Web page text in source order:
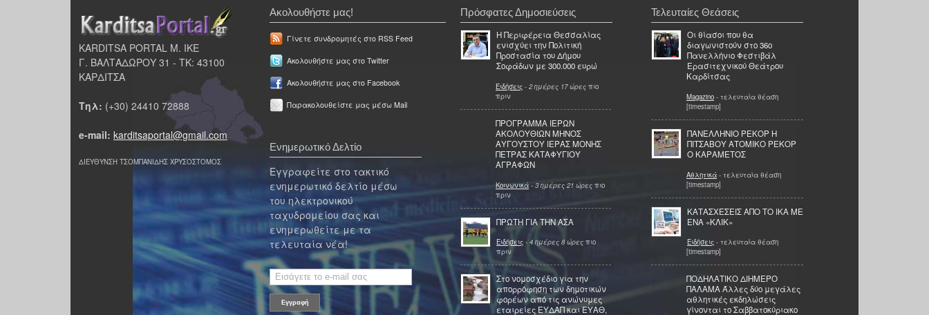
KARDITSA PORTAL Μ. ΙΚΕ
Γ. ΒΑΛΤΑΔΩΡΟΥ 31 - ΤΚ: 43100
ΚΑΡΔΙΤΣΑ
Τηλ: (+30) 24410 72888
e-mail: karditsaportal@gmail.com
ΔΙΕΥΘΥΝΣΗ ΤΣΟΜΠΑΝΙΔΗΣ ΧΡΥΣΟΣΤΟΜΟΣ
Ακολουθήστε μας!
Γίνετε συνδρομητές στο RSS Feed
Ακολουθήστε μας στο Twitter
Ακολουθήστε μας στο Facebook
Παρακολουθείστε μας μέσω Mail
Ενημερωτικό Δελτίο
Εγγραφείτε στο τακτικό
ενημερωτικό δελτίο μέσω
του ηλεκτρονικού
ταχυδρομείου σας και
ενημερωθείτε με τα
τελευταία νέα!
Πρόσφατες Δημοσιεύσεις
Η Περιφέρεια Θεσσαλίας
ενισχύει την Πολιτική
Προστασία του Δήμου
Σοφάδων με 300.000 ευρώ
Ειδήσεις - 2 ημέρες 17 ώρες πιο
πριν
ΠΡΟΓΡΑΜΜΑ ΙΕΡΩΝ
ΑΚΟΛΟΥΘΙΩΝ ΜΗΝΟΣ
ΑΥΓΟΥΣΤΟΥ ΙΕΡΑΣ ΜΟΝΗΣ
ΠΕΤΡΑΣ ΚΑΤΑΦΥΓΙΟΥ
ΑΓΡΑΦΩΝ
Κοινωνικά - 3 ημέρες 21 ώρες πιο
πριν
ΠΡΩΤΗ ΓΙΑ ΤΗΝ ΑΣΑ
Ειδήσεις - 4 ημέρες 8 ώρες πιο
πριν
Στο νομοσχέδιο για την
απορρόφηση των δημοτικών
φορέων από τις ανώνυμες
εταιρείες ΕΥΔΑΠ και ΕΥΑΘ,
Τελευταίες Θεάσεις
Οι θίασοι που θα
διαγωνιστούν στο 36ο
Πανελλήνιο Φεστιβάλ
Ερασιτεχνικού Θεάτρου
Καρδίτσας
Magazino - τελευταία θέαση
[timestamp]
ΠΑΝΕΛΛΗΝΙΟ ΡΕΚΟΡ Η
ΠΙΤΣΑΒΟΥ ΑΤΟΜΙΚΟ ΡΕΚΟΡ
Ο ΚΑΡΑΜΕΤΟΣ
Αθλητικά - τελευταία θέαση
[timestamp]
ΚΑΤΑΣΧΕΣΕΙΣ ΑΠΟ ΤΟ ΙΚΑ ΜΕ
ΕΝΑ «ΚΛΙΚ»
Ειδήσεις - τελευταία θέαση
[timestamp]
ΠΟΔΗΛΑΤΙΚΟ ΔΙΗΜΕΡΟ
ΠΑΛΑΜΑ Άλλες δύο μεγάλες
αθλητικές εκδηλώσεις
γίνονται το Σαββατοκύριακο